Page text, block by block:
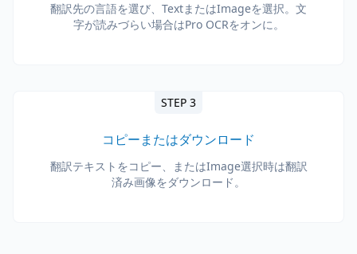
翻訳先の言語を選び、TextまたはImageを選択。文
字が読みづらい場合はPro OCRをオンに。
STEP 3
コピーまたはダウンロード
翻訳テキストをコピー、またはImage選択時は翻訳
済み画像をダウンロード。